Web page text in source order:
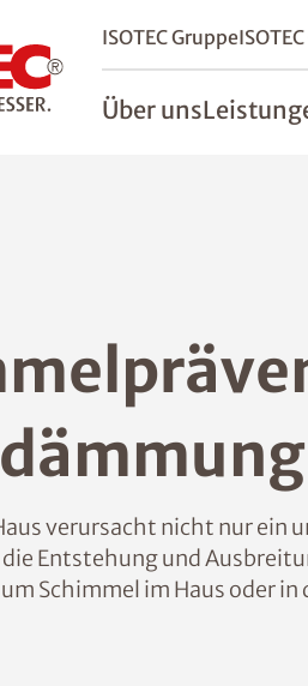
ISOTEC Gruppe
Über uns
verursacht nicht nur ein
Entstehung und
Schimmel im Haus oder